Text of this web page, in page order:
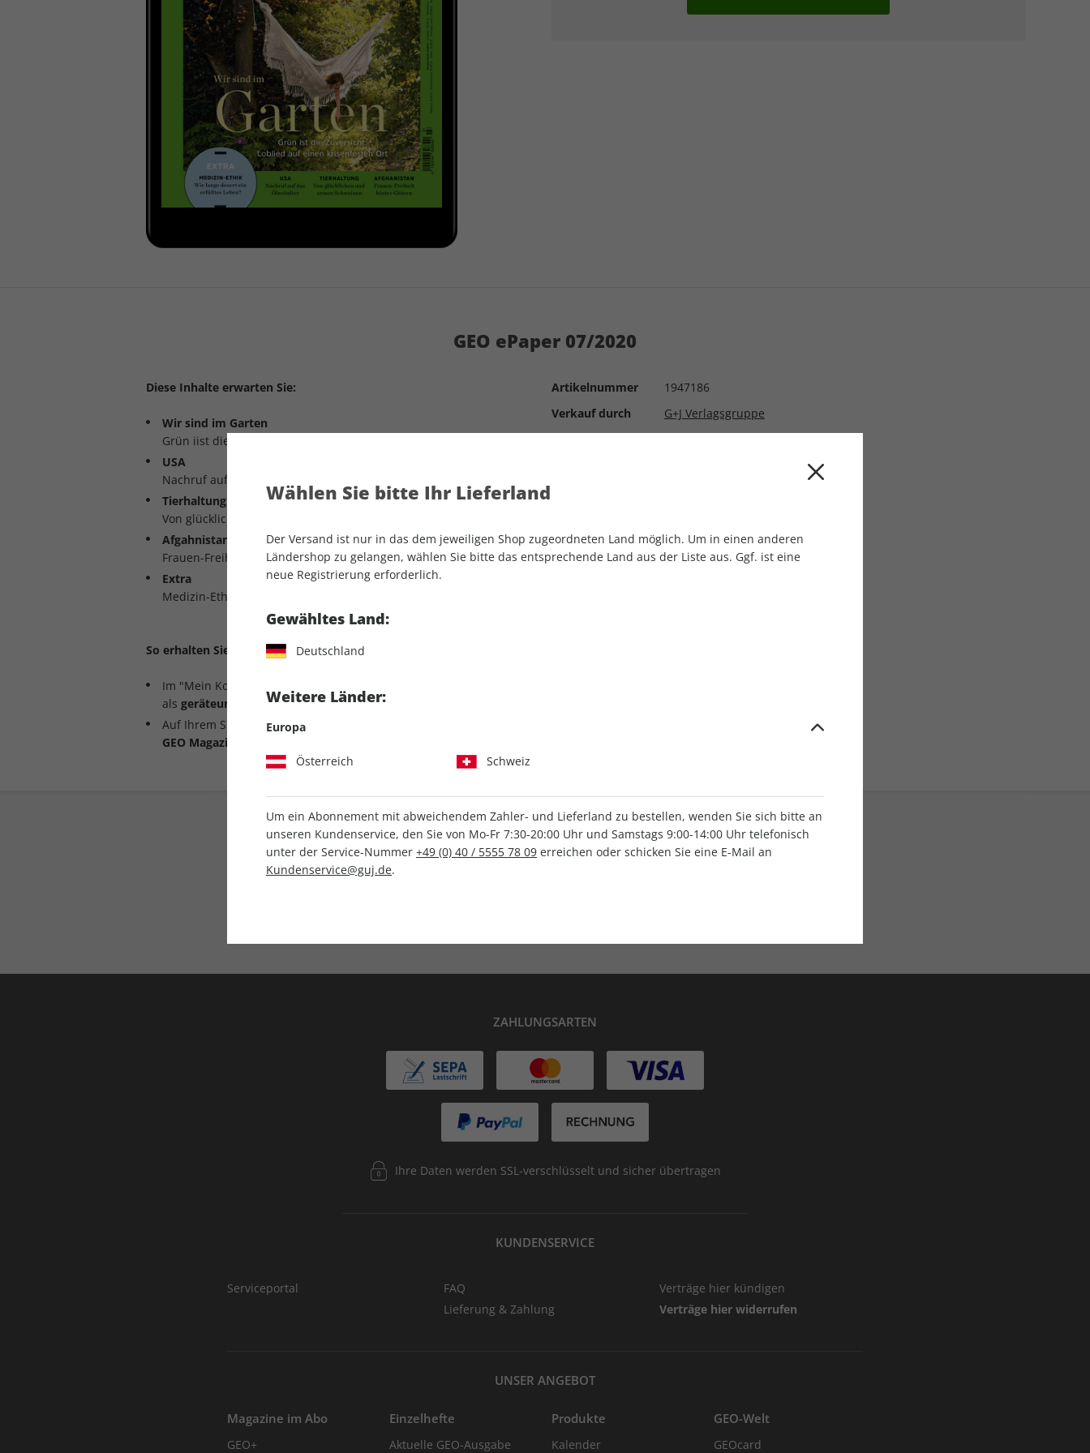
GEO ePaper 07/2020
Diese Inhalte erwarten Sie:
Wir sind im Garten
Grün iist die Zuversicht Loblied auf einen kroisenfesten Ort
USA
Nachruf auf das Ölzeitalter
Tierhaltung
Von glücklichen und armen Schweinen
Afgahnistan
Frauen-Freiheit hinter Gittern
Extra
Medizin-Ethik: Wie lange dauert ein erfülltes Leben?
So erhalten Sie Zugriff auf das digitale Einzelheft:
Im "Mein Konto"-Bereich des GEO-Shops können Sie das ePaper
als geräteunabhängige PDF-Dateiherunterladen.
Auf Ihrem Smartphone oder Tablet haben Sie Zugriff über die
GEO Magazin-App
Artikelnummer
1947186
Verkauf durch
G+J Verlagsgruppe
IHRE ABO-VORTEILE
ZAHLUNGSARTEN
Ihre Daten werden SSL-verschlüsselt und sicher übertragen
KUNDENSERVICE
Serviceportal
FAQ
Lieferung & Zahlung
Verträge hier kündigen
Verträge hier widerrufen
UNSER ANGEBOT
Magazine im Abo
GEO+
Einzelhefte
Aktuelle GEO-Ausgabe
Produkte
Kalender
GEO-Welt
GEOcard
Wählen Sie bitte Ihr Lieferland
Der Versand ist nur in das dem jeweiligen Shop zugeordneten Land möglich. Um in einen anderen
Ländershop zu gelangen, wählen Sie bitte das entsprechende Land aus der Liste aus. Ggf. ist eine
neue Registrierung erforderlich.
Gewähltes Land:
Deutschland
Weitere Länder:
Europa
Österreich Schweiz
Um ein Abonnement mit abweichendem Zahler- und Lieferland zu bestellen, wenden Sie sich bitte an
unseren Kundenservice, den Sie von Mo-Fr 7:30-20:00 Uhr und Samstags 9:00-14:00 Uhr telefonisch
unter der Service-Nummer +49 (0) 40 / 5555 78 09 erreichen oder schicken Sie eine E-Mail an
Kundenservice@guj.de.